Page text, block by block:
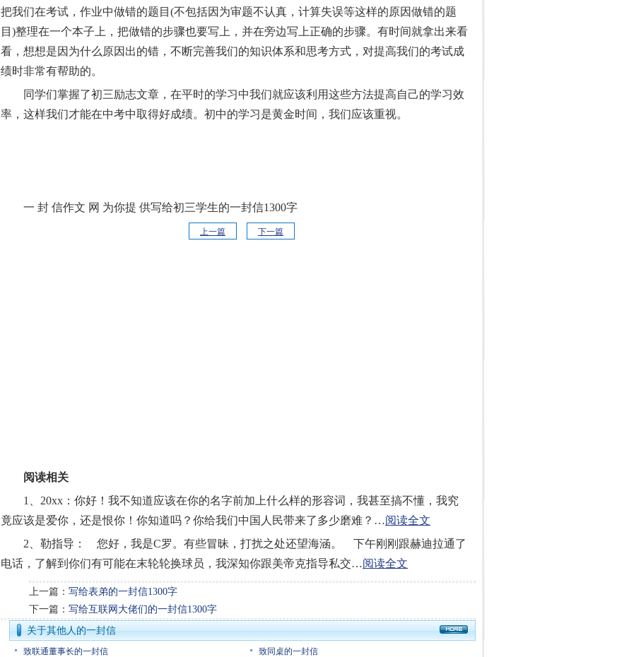
把我们在考试，作业中做错的题目(不包括因为审题不认真，计算失误等这样的原因做错的题
目)整理在一个本子上，把做错的步骤也要写上，并在旁边写上正确的步骤。有时间就拿出来看
看，想想是因为什么原因出的错，不断完善我们的知识体系和思考方式，对提高我们的考试成
绩时非常有帮助的。
同学们掌握了初三励志文章，在平时的学习中我们就应该利用这些方法提高自己的学习效
率，这样我们才能在中考中取得好成绩。初中的学习是黄金时间，我们应该重视。
一 封 信作文 网 为你提 供写给初三学生的一封信1300字
上一篇 下一篇
阅读相关
1、20xx：你好！我不知道应该在你的名字前加上什么样的形容词，我甚至搞不懂，我究
竟应该是爱你，还是恨你！你知道吗？你给我们中国人民带来了多少磨难？…阅读全文
2、勒指导： 您好，我是C罗。有些冒昧，打扰之处还望海涵。 下午刚刚跟赫迪拉通了
电话，了解到你们有可能在末轮轮换球员，我深知你跟美帝克指导私交…阅读全文
上一篇： 写给表弟的一封信1300字
下一篇： 写给互联网大佬们的一封信1300字
关于其他人的一封信
致联通董事长的一封信 致同桌的一封信